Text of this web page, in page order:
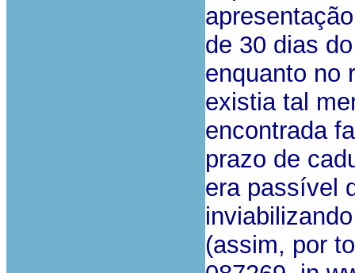
de 30 dias
enquanto no
existia tal
encontrada
prazo de
era passível
(assim, por